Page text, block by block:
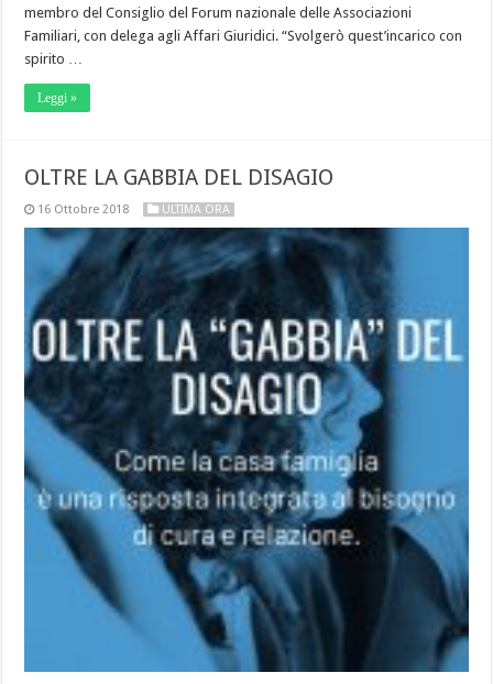
membro del Consiglio del Forum nazionale delle Associazioni
Familiari, con delega agli Affari Giuridici. “Svolgerò quest’incarico con
spirito …
Leggi »
OLTRE LA GABBIA DEL DISAGIO
16 Ottobre 2018 ULTIMA ORA